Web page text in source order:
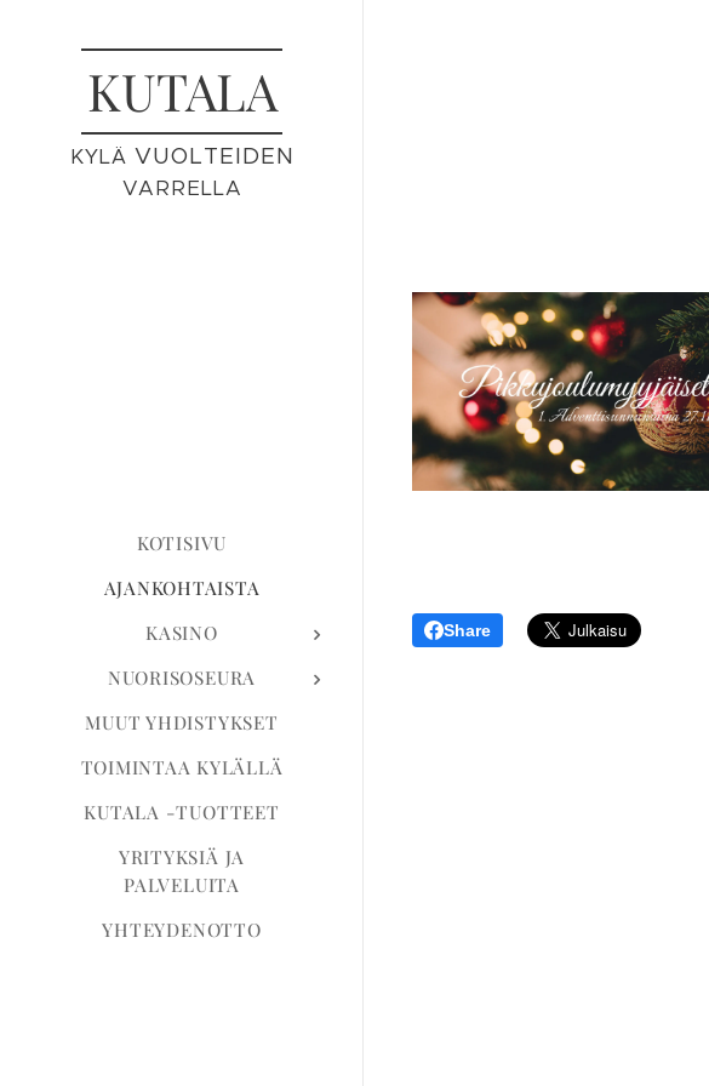
KUTALA
KYLÄ VUOLTEIDEN
VARRELLA
KOTISIVU
AJANKOHTAISTA
KASINO
NUORISOSEURA
MUUT YHDISTYKSET
TOIMINTAA KYLÄLLÄ
KUTALA -TUOTTEET
YRITYKSIÄ JA
PALVELUITA
YHTEYDENOTTO
Share